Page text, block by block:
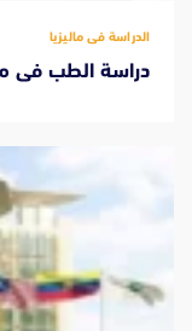
الدراسة فى ماليزيا
دراسة الطب فى